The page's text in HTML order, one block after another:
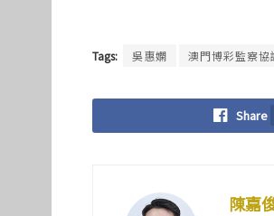
Tags: 吳惠嫻 澳門博彩監察協
Share
陳嘉